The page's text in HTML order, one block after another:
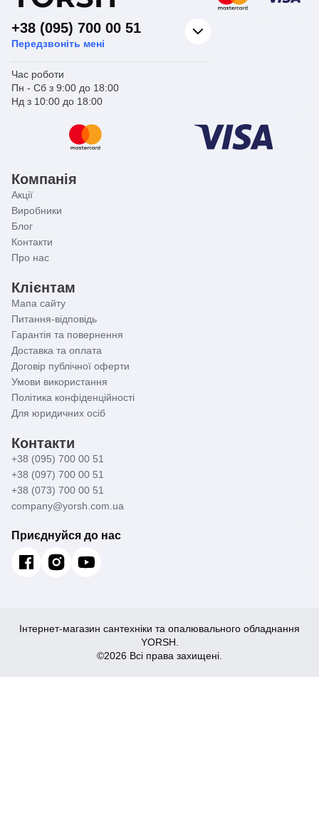
моделями.
+38 (095) 700 00 51
Передзвоніть мені
Час роботи
Пн - Сб з 9:00 до 18:00
Нд з 10:00 до 18:00
Компанія
Акції
Виробники
Блог
Контакти
Про нас
Клієнтам
Мапа сайту
Питання-відповідь
Гарантія та повернення
Доставка та оплата
Договір публічної оферти
Умови використання
Політика конфіденційності
Для юридичних осіб
Контакти
+38 (095) 700 00 51
+38 (097) 700 00 51
+38 (073) 700 00 51
company@yorsh.com.ua
Приєднуйся до нас
Інтернет-магазин сантехніки та опалювального обладнання
YORSH.
©2026 Всі права захищені.